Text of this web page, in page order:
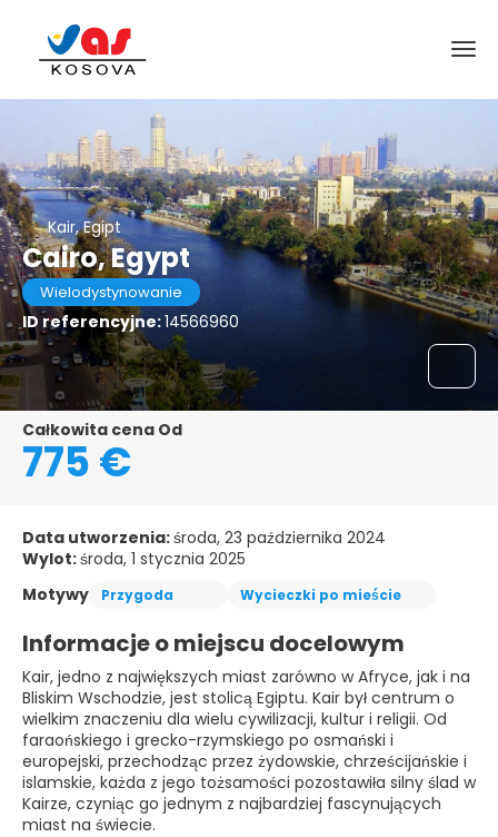
Kair, Egipt
Cairo, Egypt
Wielodystynowanie
ID referencyjne:14566960
Całkowita cena Od
775 €
Data utworzenia:środa, 23 października 2024
Wylot:środa, 1 stycznia 2025
Motywy
Przygoda Wycieczki po mieście
Informacje o miejscu docelowym
Kair, jedno z największych miast zarówno w Afryce, jak i na
Bliskim Wschodzie, jest stolicą Egiptu. Kair był centrum o
wielkim znaczeniu dla wielu cywilizacji, kultur i religii. Od
faraońskiego i grecko-rzymskiego po osmański i
europejski, przechodząc przez żydowskie, chrześcijańskie i
islamskie, każda z jego tożsamości pozostawiła silny ślad w
Kairze, czyniąc go jednym z najbardziej fascynujących
miast na świecie.